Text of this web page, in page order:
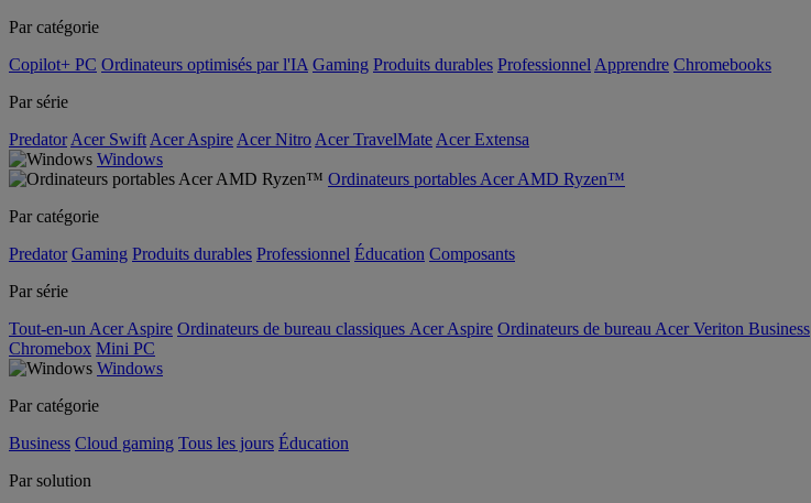
Par catégorie
Copilot+ PC Ordinateurs optimisés par l'IA Gaming Produits durables Professionnel Apprendre Chromebooks
Par série
Predator Acer Swift Acer Aspire Acer Nitro Acer TravelMate Acer Extensa
Windows
Ordinateurs portables Acer AMD Ryzen™
Par catégorie
Predator Gaming Produits durables Professionnel Éducation Composants
Par série
Tout-en-un Acer Aspire Ordinateurs de bureau classiques Acer Aspire Ordinateurs de bureau Acer Veriton Business
Chromebox Mini PC
Windows
Par catégorie
Business Cloud gaming Tous les jours Éducation
Par solution